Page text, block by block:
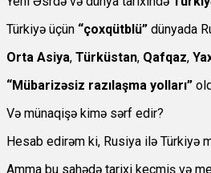
Türkiyə üçün “çoxqütblü” dünyada
Orta Asiya, Türküstan, Qafqaz,
“Mübarizəsiz razılaşma yolları”
Və münaqişə kimə sərf edir?
Hesab edirəm ki, Rusiya ilə Türkiyə
Amma bu sahədə tarixi keçmiş və